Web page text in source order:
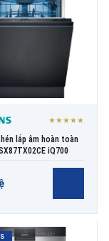
★★★★★
lắp âm hoàn toàn
iQ700